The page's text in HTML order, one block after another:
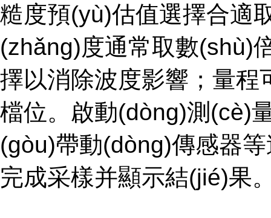
糙度預(yù)估值選擇合適取
(zhǎng)度通常取數(shù)
擇以消除波度影響；量
檔位。啟動(dòng)測
(gòu)帶動(dòng)傳感器等
完成采樣并顯示結(jié)果